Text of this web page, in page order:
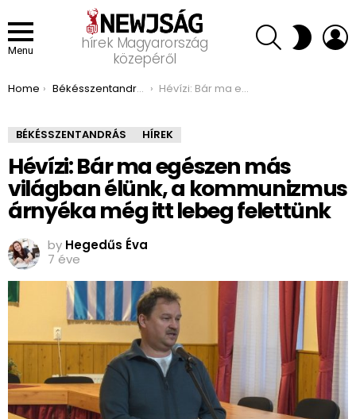
Menu
hírek Magyarország
közepéről
SEARCH SWITCH
SKIN
You are here:
Home Békésszentandrás Hévízi: Bár ma egészen más világban élünk, a kommunizmus árnyéka még itt lebeg felettünk
BÉKÉSSZENTANDRÁS HÍREK
Hévízi: Bár ma egészen más
világban élünk, a kommunizmus
árnyéka még itt lebeg felettünk
by Hegedűs Éva
7 éve